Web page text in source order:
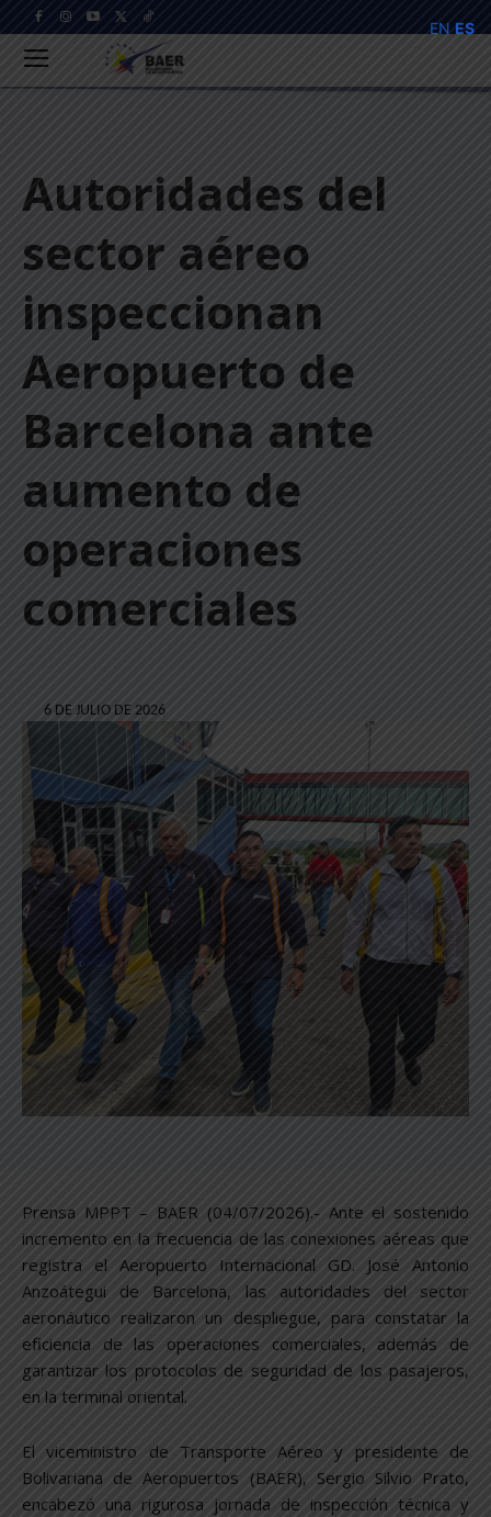
Autoridades del
sector aéreo
inspeccionan
Aeropuerto de
Barcelona ante
aumento de
operaciones
comerciales
6 DE JULIO DE 2026
Prensa MPPT – BAER (04/07/2026).- Ante el sostenido
incremento en la frecuencia de las conexiones aéreas que
registra el Aeropuerto Internacional GD. José Antonio
Anzoátegui de Barcelona, las autoridades del sector
aeronáutico realizaron un despliegue, para constatar la
eficiencia de las operaciones comerciales, además de
garantizar los protocolos de seguridad de los pasajeros,
en la terminal oriental.
El viceministro de Transporte Aéreo y presidente de
Bolivariana de Aeropuertos (BAER), Sergio Silvio Prato,
encabezó una rigurosa jornada de inspección técnica y
EN ES